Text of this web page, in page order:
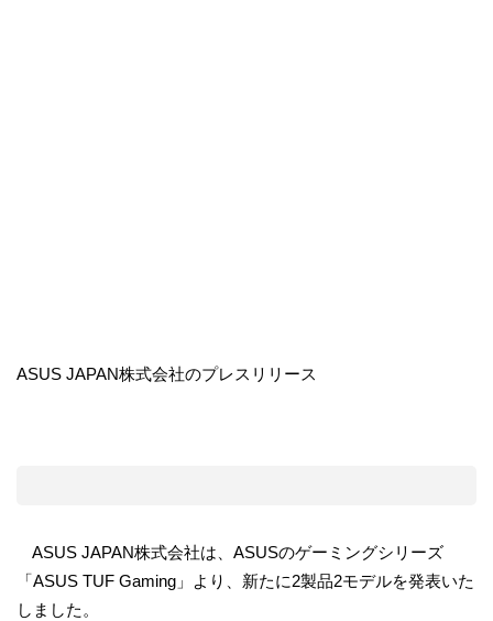
ASUS JAPAN株式会社のプレスリリース
ASUS JAPAN株式会社は、ASUSのゲーミングシリーズ
「ASUS TUF Gaming」より、新たに2製品2モデルを発表いた
しました。